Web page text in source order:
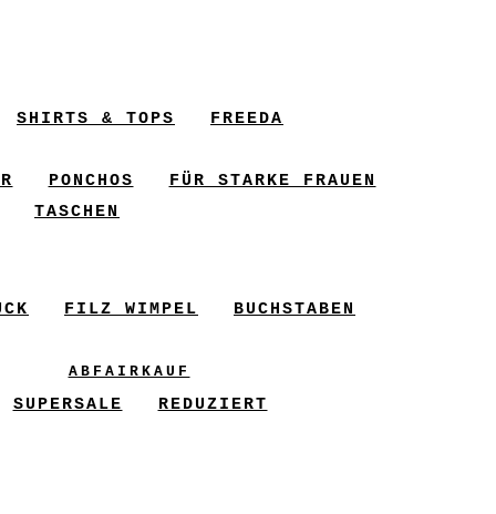
SHIRTS & TOPS FREEDA
PONCHOS
FÜR STARKE FRAUEN
TASCHEN
FILZ WIMPEL BUCHSTABEN
ABFAIRKAUF
SUPERSALE REDUZIERT